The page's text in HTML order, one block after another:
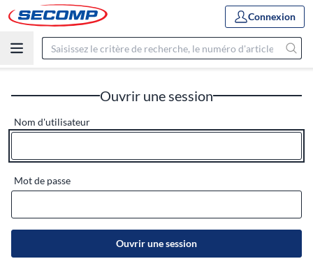
Connexion
Ouvrir une session
Nom d'utilisateur
Mot de passe
Ouvrir une session